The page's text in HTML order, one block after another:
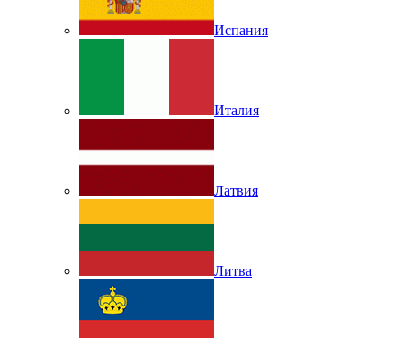
Испания
Италия
Латвия
Литва